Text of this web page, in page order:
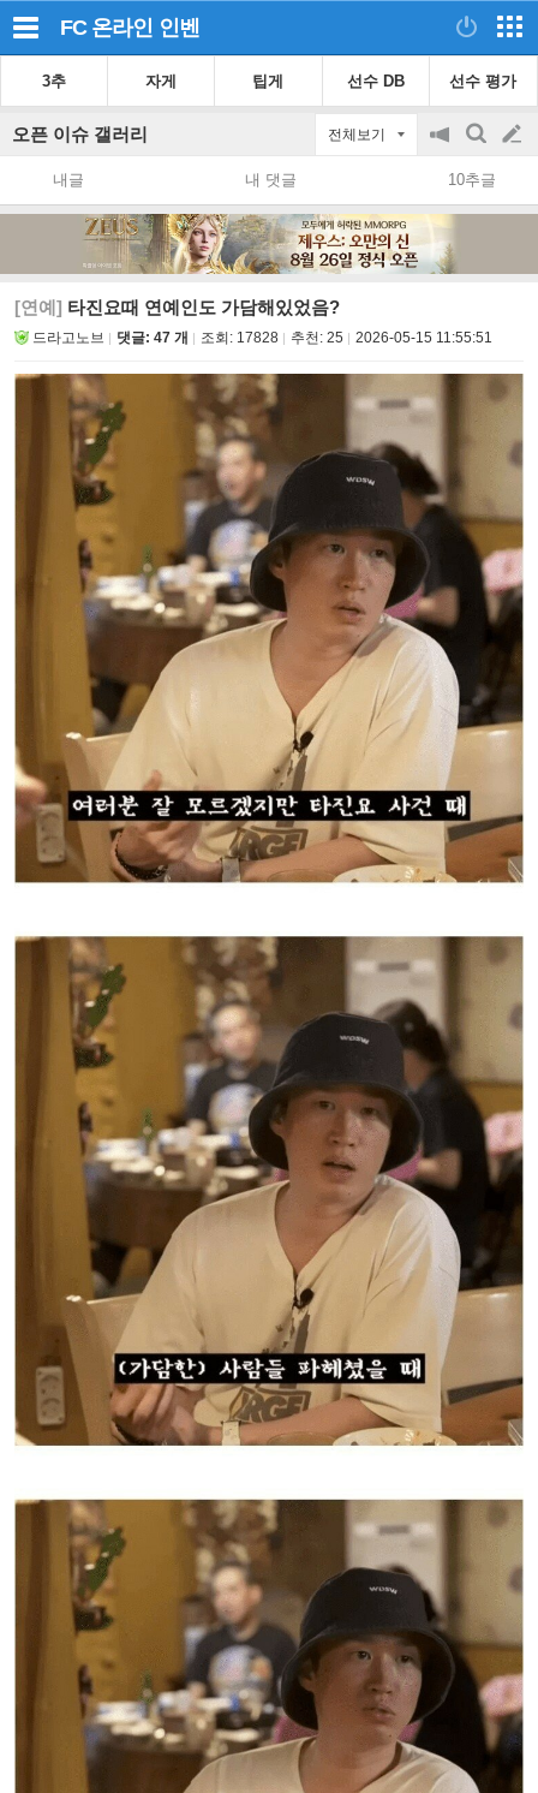
FC 온라인 인벤
3추 자게 팁게 선수 DB 선수 평가
오픈 이슈 갤러리 전체보기
공
지
on/off
검
색
글
쓰
내글 내 댓글 10추글
[연예] 타진요때 연예인도 가담해있었음?
드라고노브 댓글: 47 개 조회: 17828 추천: 25 2026-05-15 11:55:51